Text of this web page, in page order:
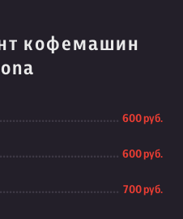
кофемашин
600 руб.
600 руб.
700 руб.